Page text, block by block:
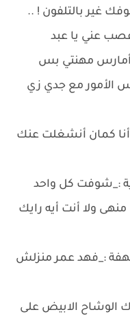
غير بالتلفون ! ..
عني يا عبد
أمارس مهنتي بس
الأمور مع جدي زي
كمان أنشغلت عنك
:_شوفت كل واحد
ولا أنت أيه رايك
:_فهد عمر منزلش
الوشاح الابيض على